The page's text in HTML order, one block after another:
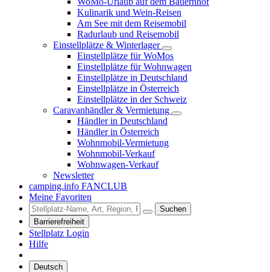
Kulinarik und Wein-Reisen
Am See mit dem Reisemobil
Radurlaub und Reisemobil
Einstellplätze & Winterlager
Einstellplätze für WoMos
Einstellplätze für Wohnwagen
Einstellplätze in Deutschland
Einstellplätze in Österreich
Einstellplätze in der Schweiz
Caravanhändler & Vermietung
Händler in Deutschland
Händler in Österreich
Wohnmobil-Vermietung
Wohnmobil-Verkauf
Wohnwagen-Verkauf
Newsletter
camping.info FANCLUB
Meine Favoriten
Suchen
Barrierefreiheit
Stellplatz Login
Hilfe
Deutsch